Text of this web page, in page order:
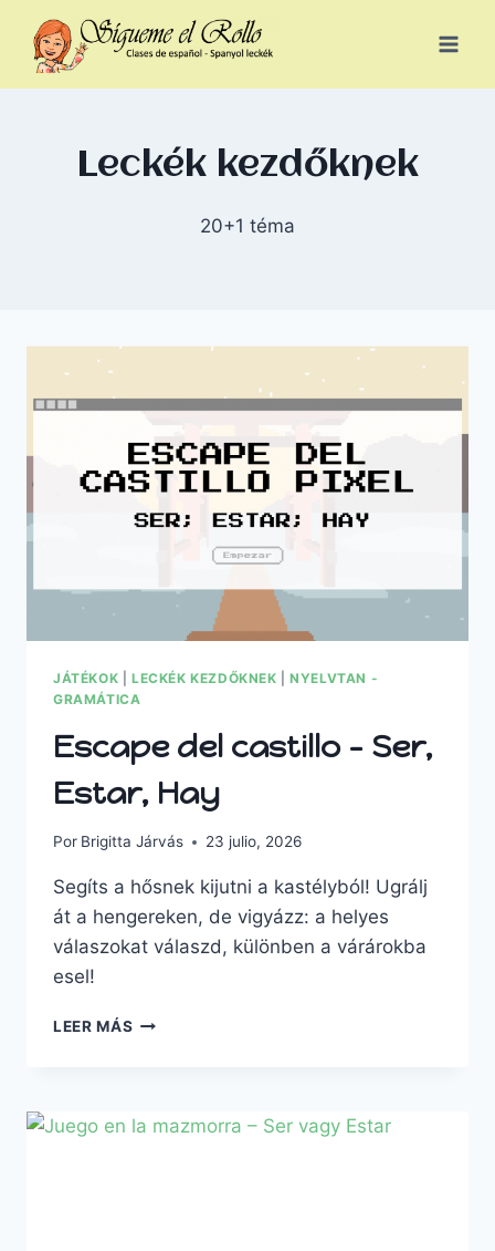
Leckék kezdőknek
20+1 téma
JÁTÉKOK LECKÉK KEZDŐKNEK |NYELVTAN -
GRAMÁTICA
Escape del castillo – Ser,
Estar, Hay
Por Brigitta Járvás 23 julio, 2026
Segíts a hősnek kijutni a kastélyból! Ugrálj
át a hengereken, de vigyázz: a helyes
válaszokat válaszd, különben a várárokba
esel!
LEER MÁS